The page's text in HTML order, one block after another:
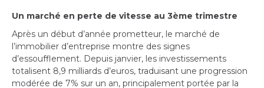
Un marché en perte de vitesse au 3ème trimestre
Après un début d’année prometteur, le marché de
l’immobilier d’entreprise montre des signes
d’essoufflement. Depuis janvier, les investissements
totalisent 8,9 milliards d’euros, traduisant une progression
modérée de 7% sur un an, principalement portée par la